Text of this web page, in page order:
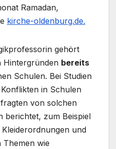
Ramadan,
kirche-oldenburg.de.
gehört
Hintergründen bereits
Schulen. Bei Studien
in Schulen
von solchen
berichtet, zum Beispiel
und
wie